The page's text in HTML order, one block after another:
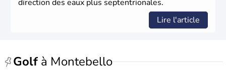
direction des eaux plus septentrionales.
Lire l'article
Golf à Montebello